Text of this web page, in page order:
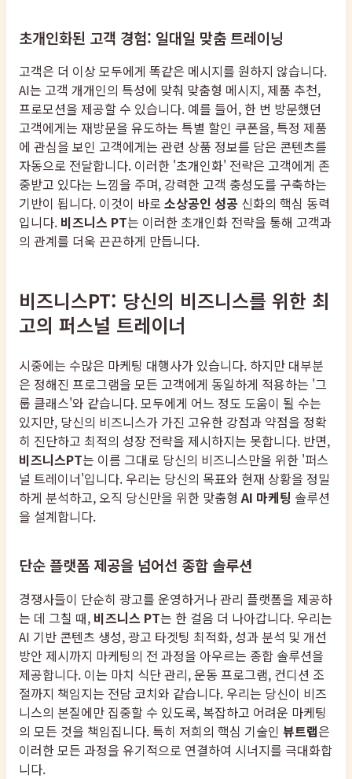
초개인화된 고객 경험: 일대일 맞춤 트레이닝
고객은 더 이상 모두에게 똑같은 메시지를 원하지 않습니다.
AI는 고객 개개인의 특성에 맞춰 맞춤형 메시지, 제품 추천,
프로모션을 제공할 수 있습니다. 예를 들어, 한 번 방문했던
고객에게는 재방문을 유도하는 특별 할인 쿠폰을, 특정 제품
에 관심을 보인 고객에게는 관련 상품 정보를 담은 콘텐츠를
자동으로 전달합니다. 이러한 '초개인화' 전략은 고객에게 존
중받고 있다는 느낌을 주며, 강력한 고객 충성도를 구축하는
기반이 됩니다. 이것이 바로 소상공인 성공 신화의 핵심 동력
입니다. 비즈니스 PT는 이러한 초개인화 전략을 통해 고객과
의 관계를 더욱 끈끈하게 만듭니다.
비즈니스PT: 당신의 비즈니스를 위한 최
고의 퍼스널 트레이너
시중에는 수많은 마케팅 대행사가 있습니다. 하지만 대부분
은 정해진 프로그램을 모든 고객에게 동일하게 적용하는 '그
룹 클래스'와 같습니다. 모두에게 어느 정도 도움이 될 수는
있지만, 당신의 비즈니스가 가진 고유한 강점과 약점을 정확
히 진단하고 최적의 성장 전략을 제시하지는 못합니다. 반면,
비즈니스PT는 이름 그대로 당신의 비즈니스만을 위한 '퍼스
널 트레이너'입니다. 우리는 당신의 목표와 현재 상황을 정밀
하게 분석하고, 오직 당신만을 위한 맞춤형AI 마케팅 솔루션
을 설계합니다.
단순 플랫폼 제공을 넘어선 종합 솔루션
경쟁사들이 단순히 광고를 운영하거나 관리 플랫폼을 제공하
는 데 그칠 때, 비즈니스 PT는 한 걸음 더 나아갑니다. 우리는
AI 기반 콘텐츠 생성, 광고 타겟팅 최적화, 성과 분석 및 개선
방안 제시까지 마케팅의 전 과정을 아우르는 종합 솔루션을
제공합니다. 이는 마치 식단 관리, 운동 프로그램, 컨디션 조
절까지 책임지는 전담 코치와 같습니다. 우리는 당신이 비즈
니스의 본질에만 집중할 수 있도록, 복잡하고 어려운 마케팅
의 모든 것을 책임집니다. 특히 저희의 핵심 기술인 뷰트랩은
이러한 모든 과정을 유기적으로 연결하여 시너지를 극대화합
니다.